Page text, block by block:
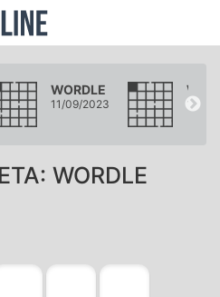
WORDLE
11/09/2023 10/
WORDLE